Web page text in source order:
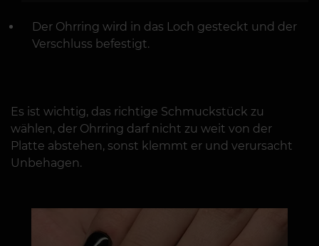
Der Ohrring wird in das Loch gesteckt und der
Verschluss befestigt.
Es ist wichtig, das richtige Schmuckstück zu
wählen, der Ohrring darf nicht zu weit von der
Platte abstehen, sonst klemmt er und verursacht
Unbehagen.